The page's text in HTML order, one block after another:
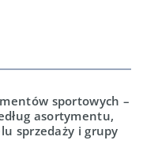
sportowych –
asortymentu,
sprzedaży i grupy